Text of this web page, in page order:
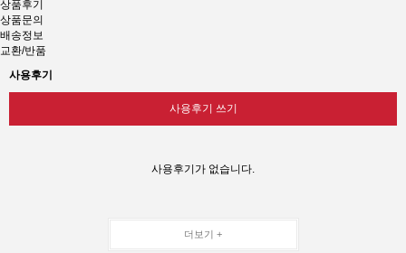
상품후기
상품문의
배송정보
교환/반품
사용후기
사용후기 쓰기
사용후기가 없습니다.
더보기 +